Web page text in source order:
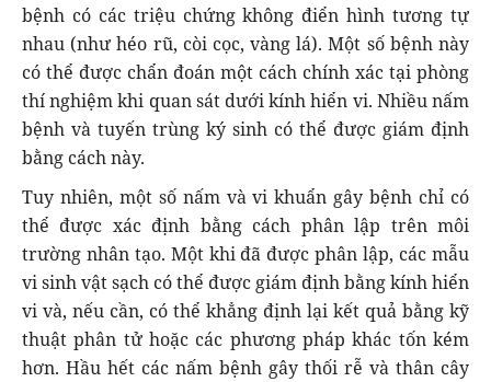
bệnh có các triệu chứng không điển hình tương tự
nhau (như héo rũ, còi cọc, vàng lá). Một số bệnh này
có thể được chẩn đoán một cách chính xác tại phòng
thí nghiệm khi quan sát dưới kính hiển vi. Nhiều nấm
bệnh và tuyến trùng ký sinh có thể được giám định
bằng cách này.
Tuy nhiên, một số nấm và vi khuẩn gây bệnh chỉ có
thể được xác định bằng cách phân lập trên môi
trường nhân tạo. Một khi đã được phân lập, các mẫu
vi sinh vật sạch có thể được giám định bằng kính hiển
vi và, nếu cần, có thể khẳng định lại kết quả bằng kỹ
thuật phân tử hoặc các phương pháp khác tốn kém
hơn. Hầu hết các nấm bệnh gây thối rễ và thân cây